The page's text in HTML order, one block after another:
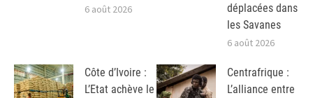
6 août 2026
déplacées dans
les Savanes
6 août 2026
Côte d’Ivoire :
L’Etat achève le
Centrafrique :
L’alliance entre